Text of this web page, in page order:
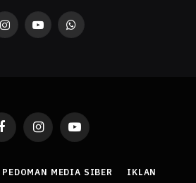
InstagramYouTubeWhatsApp
FacebookInstagramYouTube
PEDOMAN MEDIA SIBER IKLAN